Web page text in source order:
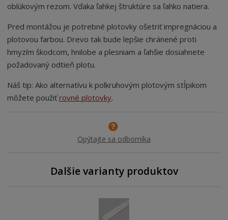
oblúkovým rezom. Vďaka ľahkej štruktúre sa ľahko natiera.
Pred montážou je potrebné plotovky ošetriť impregnáciou a
plotovou farbou. Drevo tak bude lepšie chránené proti
hmyzím škodcom, hnilobe a plesniam a ľahšie dosiahnete
požadovaný odtieň plotu.
Náš tip: Ako alternatívu k polkruhovým plotovým stĺpikom
môžete použiťrovné plotovky.
Opýtajte sa odborníka
Dalšie varianty produktov